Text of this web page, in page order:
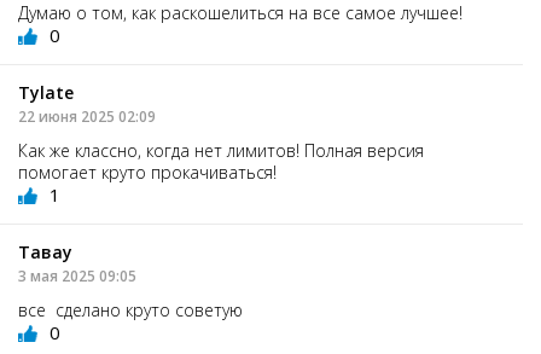
Думаю о том, как раскошелиться на все самое лучшее!
0
Tylate
22 июня 2025 02:09
Как же классно, когда нет лимитов! Полная версия
помогает круто прокачиваться!
1
Тавау
3 мая 2025 09:05
все сделано круто советую
0